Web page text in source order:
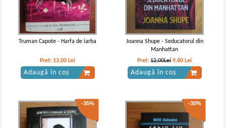
volume)
Truman Capote - Harfa de iarba
Pret: 13,00 Lei
Adaugă în coș
Joanna Shupe - Seducatorul din
Manhattan
Pret:12,00Lei 9,60 Lei
Adaugă în coș
-35% -30%